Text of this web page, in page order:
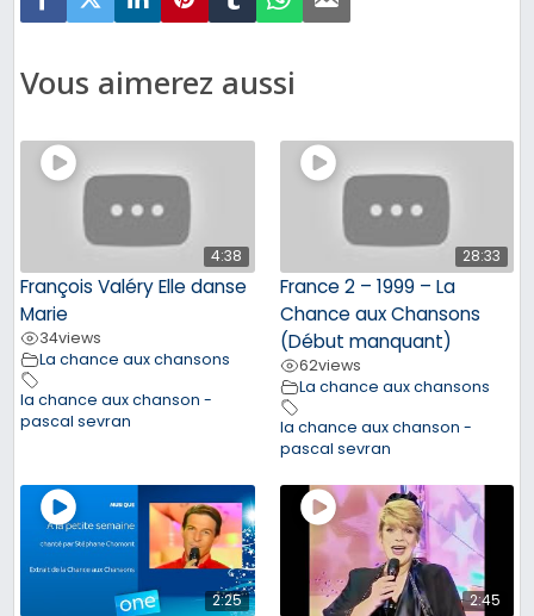
Vous aimerez aussi
4:38
François Valéry Elle danse
Marie
34views
La chance aux chansons
la chance aux chanson -
pascal sevran
28:33
France 2 – 1999 – La
Chance aux Chansons
(Début manquant)
62views
La chance aux chansons
la chance aux chanson -
pascal sevran
2:25 2:45